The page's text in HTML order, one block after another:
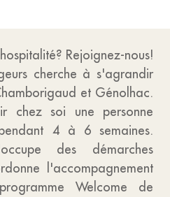
Rejoignez-nous!
cherche à s'agrandir
et Génolhac.
chez soi une personne
4 à 6 semaines.
des démarches
l'accompagnement
Welcome de